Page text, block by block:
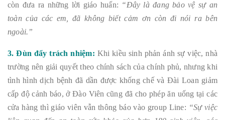
còn đưa ra những lời giáo huấn: “Đây là đang bảo vệ sự an
toàn của các em, đã không biết cảm ơn còn đi nói ra bên
ngoài.”
3. Đùn đẩy trách nhiệm: Khi kiều sinh phản ánh sự việc, nhà
trường nên giải quyết theo chính sách của chính phủ, nhưng khi
tình hình dịch bệnh đã dần được khống chế và Đài Loan giảm
cấp độ cảnh báo, ở Đào Viên cũng đã cho phép ăn uống tại các
cửa hàng thì giáo viên vẫn thông báo vào group Line: “Sự việc